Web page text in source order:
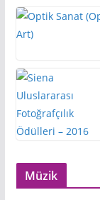
Müzik